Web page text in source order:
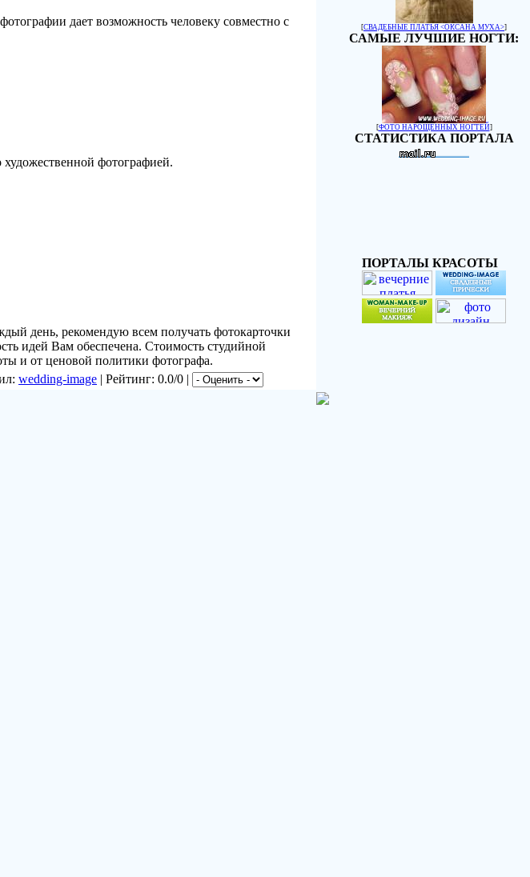
дает возможность человеку совместно с
фотографией.
день, рекомендую всем получать фотокарточки
идей Вам обеспечена. Стоимость студийной
и от ценовой политики фотографа.
wedding-image | Рейтинг: 0.0/0 |
[СВАДЕБНЫЕ ПЛАТЬЯ <ОКСАНА МУХА>]
САМЫЕ ЛУЧШИЕ НОГТИ:
[ФОТО НАРОЩЕННЫХ НОГТЕЙ]
СТАТИСТИКА ПОРТАЛА
ПОРТАЛЫ КРАСОТЫ